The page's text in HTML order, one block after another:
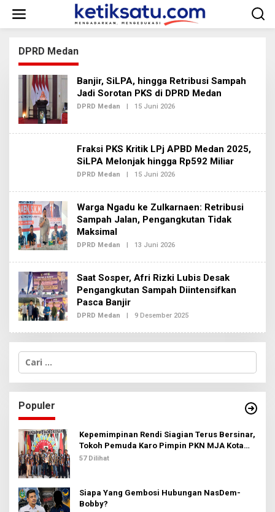
w
DPRD Medan
Banjir, SiLPA, hingga Retribusi Sampah
Jadi Sorotan PKS di DPRD Medan
DPRD Medan | 15 Juni 2026
H
E
D
A
I
Fraksi PKS Kritik LPj APBD Medan 2025,
SiLPA Melonjak hingga Rp592 Miliar
DPRD Medan | 15 Juni 2026
E
R
E
D
I
Warga Ngadu ke Zulkarnaen: Retribusi
Sampah Jalan, Pengangkutan Tidak
Maksimal
DPRD Medan | 13 Juni 2026
E
R
E
K
I
Saat Sosper, Afri Rizki Lubis Desak
Pengangkutan Sampah Diintensifkan
Pasca Banjir
DPRD Medan | 9 Desember 2025
E
H
R
A
K
S
C
i
u
n
t
u
k
:
Populer
Kepemimpinan Rendi Siagian Terus Bersinar,
Tokoh Pemuda Karo Pimpin PKN MJA Kota
Medan
57 Dilihat
Siapa Yang Gembosi Hubungan NasDem-
Bobby?